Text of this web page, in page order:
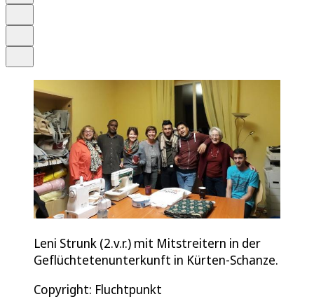
Leni Strunk (2.v.r.) mit Mitstreitern in der
Geflüchtetenunterkunft in Kürten-Schanze.
Copyright: Fluchtpunkt